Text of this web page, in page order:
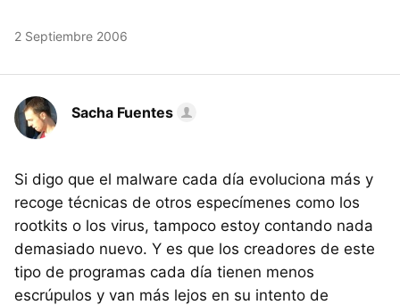
2 Septiembre 2006
Sacha Fuentes
Si digo que el malware cada día evoluciona más y
recoge técnicas de otros especímenes como los
rootkits o los virus, tampoco estoy contando nada
demasiado nuevo. Y es que los creadores de este
tipo de programas cada día tienen menos
escrúpulos y van más lejos en su intento de